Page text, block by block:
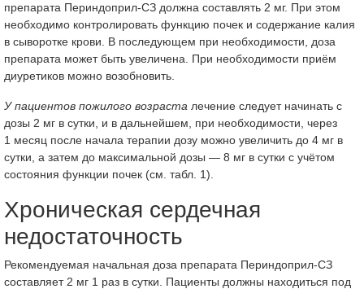
препарата Периндоприл-СЗ должна составлять 2 мг. При этом
необходимо контролировать функцию почек и содержание калия
в сыворотке крови. В последующем при необходимости, доза
препарата может быть увеличена. При необходимости приём
диуретиков можно возобновить.
У пациентов пожилого возраста лечение следует начинать с
дозы 2 мг в сутки, и в дальнейшем, при необходимости, через
1 месяц после начала терапии дозу можно увеличить до 4 мг в
сутки, а затем до максимальной дозы — 8 мг в сутки с учётом
состояния функции почек (см. табл. 1).
Хроническая сердечная
недостаточность
Рекомендуемая начальная доза препарата Периндоприл-СЗ
составляет 2 мг 1 раз в сутки. Пациенты должны находиться под